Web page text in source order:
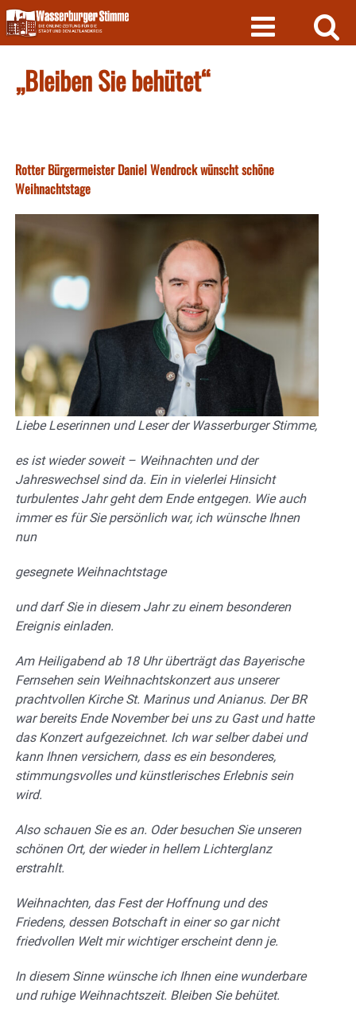
Skip
to
content
„Bleiben Sie behütet“
Rotter Bürgermeister Daniel Wendrock wünscht schöne
Weihnachtstage
Liebe Leserinnen und Leser der Wasserburger Stimme,
es ist wieder soweit – Weihnachten und der
Jahreswechsel sind da. Ein in vielerlei Hinsicht
turbulentes Jahr geht dem Ende entgegen. Wie auch
immer es für Sie persönlich war, ich wünsche Ihnen
nun
gesegnete Weihnachtstage
und darf Sie in diesem Jahr zu einem besonderen
Ereignis einladen.
Am Heiligabend ab 18 Uhr überträgt das Bayerische
Fernsehen sein Weihnachtskonzert aus unserer
prachtvollen Kirche St. Marinus und Anianus. Der BR
war bereits Ende November bei uns zu Gast und hatte
das Konzert aufgezeichnet. Ich war selber dabei und
kann Ihnen versichern, dass es ein besonderes,
stimmungsvolles und künstlerisches Erlebnis sein
wird.
Also schauen Sie es an. Oder besuchen Sie unseren
schönen Ort, der wieder in hellem Lichterglanz
erstrahlt.
Weihnachten, das Fest der Hoffnung und des
Friedens, dessen Botschaft in einer so gar nicht
friedvollen Welt mir wichtiger erscheint denn je.
In diesem Sinne wünsche ich Ihnen eine wunderbare
und ruhige Weihnachtszeit. Bleiben Sie behütet.